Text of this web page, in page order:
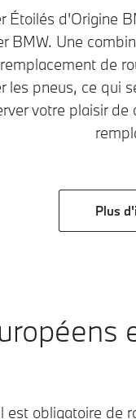
Étoilés d'Origine
BMW. Une
de
les pneus, ce qui
votre plaisir
Plus
obligatoire de